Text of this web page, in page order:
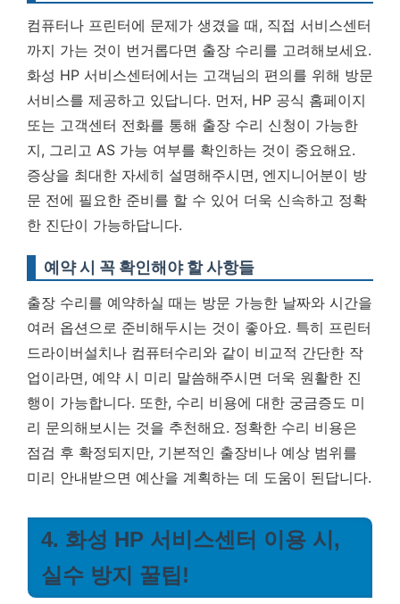
컴퓨터나 프린터에 문제가 생겼을 때, 직접 서비스센터
까지 가는 것이 번거롭다면 출장 수리를 고려해보세요.
화성 HP 서비스센터에서는 고객님의 편의를 위해 방문
서비스를 제공하고 있답니다. 먼저, HP 공식 홈페이지
또는 고객센터 전화를 통해 출장 수리 신청이 가능한
지, 그리고 AS 가능 여부를 확인하는 것이 중요해요.
증상을 최대한 자세히 설명해주시면, 엔지니어분이 방
문 전에 필요한 준비를 할 수 있어 더욱 신속하고 정확
한 진단이 가능하답니다.
예약 시 꼭 확인해야 할 사항들
출장 수리를 예약하실 때는 방문 가능한 날짜와 시간을
여러 옵션으로 준비해두시는 것이 좋아요. 특히 프린터
드라이버설치나 컴퓨터수리와 같이 비교적 간단한 작
업이라면, 예약 시 미리 말씀해주시면 더욱 원활한 진
행이 가능합니다. 또한, 수리 비용에 대한 궁금증도 미
리 문의해보시는 것을 추천해요. 정확한 수리 비용은
점검 후 확정되지만, 기본적인 출장비나 예상 범위를
미리 안내받으면 예산을 계획하는 데 도움이 된답니다.
4. 화성 HP 서비스센터 이용 시,
실수 방지 꿀팁!